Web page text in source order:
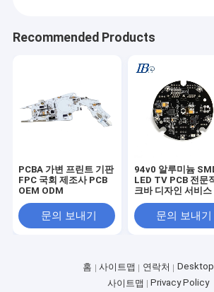
Recommended Products
PCBA 가변 프린트 기판
FPC 국회 제조사 PCB
OEM ODM
문의 보내기
94v0 알루미늄
LED TV PCB 전문
크바 디자인 서비스
조들
문의 보내기
홈 사이트맵 연락처
사이트맵
Privacy Policy